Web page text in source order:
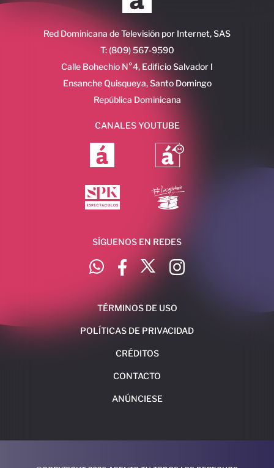
Red Dominicana de Televisión por Internet, SAS
T: (809) 567-9590
Calle Bohechio N°4, Edificio Salvador I
Ensanche Quisqueya, Santo Domingo
República Dominicana
CANALES YOUTUBE
SÍGUENOS EN REDES
TÉRMINOS DE USO
POLÍTICAS DE PRIVACIDAD
CRÉDITOS
CONTACTO
ANÚNCIESE